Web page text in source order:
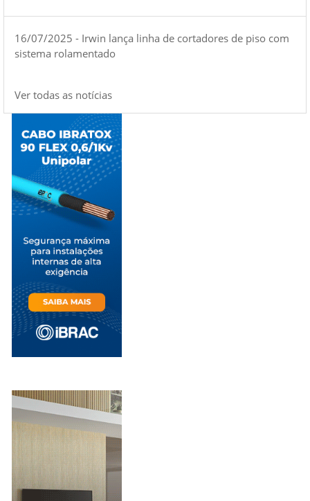
16/07/2025 - Irwin lança linha de cortadores de piso com
sistema rolamentado
Ver todas as notícias